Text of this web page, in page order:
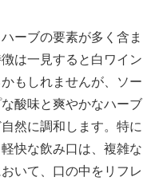
ーブの要素が多く含ま
は一見すると白ワイン
もしれませんが、ソー
酸味と爽やかなハーブ
然に調和します。特に
快な飲み口は、複雑な
いて、口の中をリフレ